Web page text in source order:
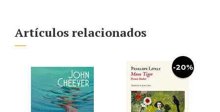
Artículos relacionados
-20%